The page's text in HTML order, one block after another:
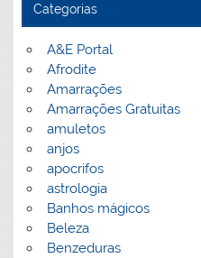
Categorias
A&E Portal
Afrodite
Amarrações
Amarrações Gratuitas
amuletos
anjos
apocrifos
astrologia
Banhos mágicos
Beleza
Benzeduras